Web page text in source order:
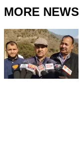
MORE NEWS